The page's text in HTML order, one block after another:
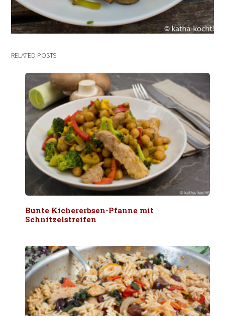
RELATED POSTS:
Bunte Kichererbsen-Pfanne mit
Schnitzelstreifen